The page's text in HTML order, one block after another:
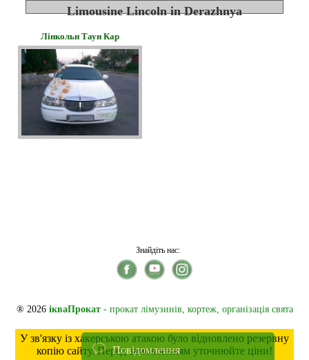
Limousine Lincoln in Derazhnya
Лінкольн Таун Кар
Знайдіть нас:
® 2026 ікваПрокат- прокат лімузинів, кортеж, організація свята
У зв'язку із хакерською атакою було відновлено резервну
копію сайту. Перед замовленням уточнюйте ціни!
Повідомлення